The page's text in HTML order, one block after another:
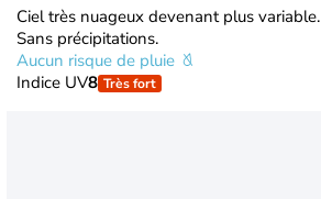
Ciel très nuageux devenant plus variable.
Sans précipitations.
Aucun risque de pluie
Indice UV8 Très fort